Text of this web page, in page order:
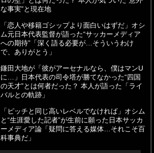
な事実”と現在地
「恋人や移籍ゴシップより面白いはずだ」オシ
ム元日本代表監督が語った“サッカーメディア
への期待”「深く語る必要が…そういうわけ
で、ありがとう」
鎌田大地が「彼がアーセナルなら、僕はマンU
に…」日本代表の司令塔が勝てなかった“四国
の天才”とは何者だった？ 本人が語った「ライ
バルとの軌跡」
「ピッチと同じ高いレベルでなければ」オシム
と“生涯愛した記者”が生前に願った日本サッカ
ーメディア論「疑問に答える媒体…それこそ百
科事典だ」